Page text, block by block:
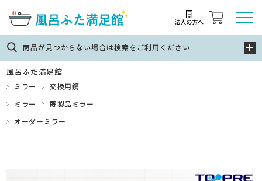
商品が見つからない場合は検索をご利用ください
風呂ふた満足館
ミラー
交換用鏡
ミラー
既製品ミラー
オーダーミラー